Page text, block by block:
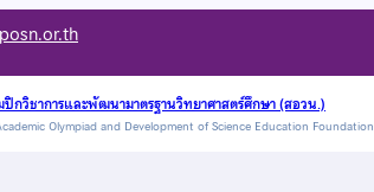
กวิชาการและพัฒนามาตรฐานวิทยาศาสตร์ศึกษา (สอวน.)
Olympiad and Development of Science Education Foundation